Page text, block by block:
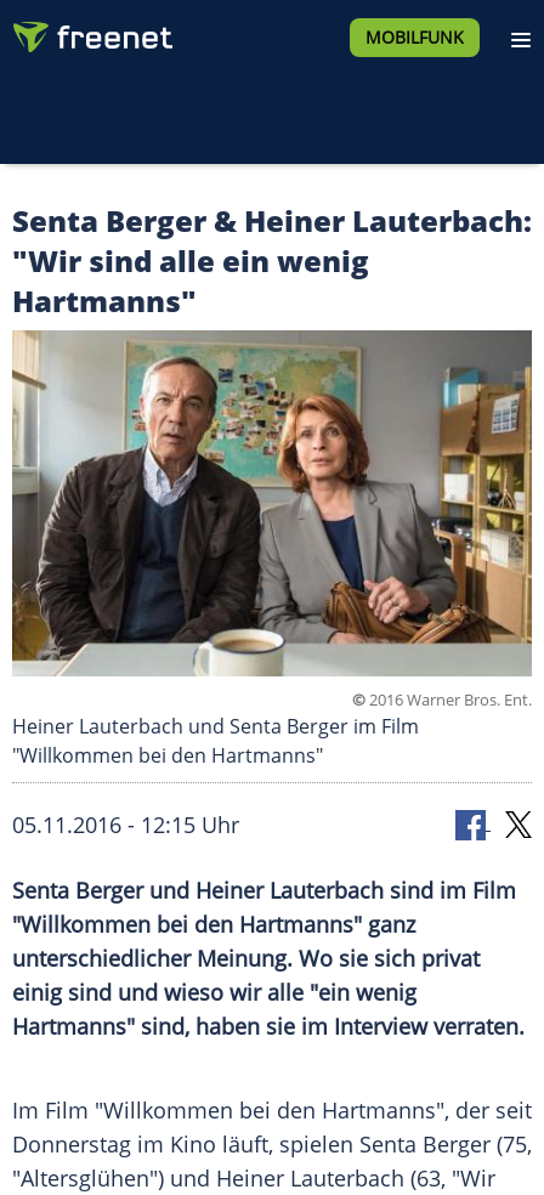
MOBILFUNK
Senta Berger & Heiner Lauterbach:
"Wir sind alle ein wenig
Hartmanns"
©2016 Warner Bros. Ent.
Heiner Lauterbach und Senta Berger im Film
"Willkommen bei den Hartmanns"
05.11.2016 - 12:15 Uhr
Senta Berger und Heiner Lauterbach sind im Film
"Willkommen bei den Hartmanns" ganz
unterschiedlicher Meinung. Wo sie sich privat
einig sind und wieso wir alle "ein wenig
Hartmanns" sind, haben sie im Interview verraten.
Im Film "Willkommen bei den Hartmanns", der seit
Donnerstag im Kino läuft, spielen Senta Berger (75,
"Altersglühen") und Heiner Lauterbach (63, "Wir